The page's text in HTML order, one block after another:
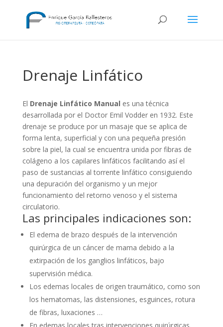
Drenaje Linfático
El Drenaje Linfático Manual es una técnica
desarrollada por el Doctor Emil Vodder en 1932. Este
drenaje se produce por un masaje que se aplica de
forma lenta, superficial y con una pequeña presión
sobre la piel, la cual se encuentra unida por fibras de
colágeno a los capilares linfáticos facilitando así el
paso de sustancias al torrente linfático consiguiendo
una depuración del organismo y un mejor
funcionamiento del retorno venoso y el sistema
circulatorio.
Las principales indicaciones son:
El edema de brazo después de la intervención
quirúrgica de un cáncer de mama debido a la
extirpación de los ganglios linfáticos, bajo
supervisión médica.
Los edemas locales de origen traumático, como son
los hematomas, las distensiones, esguinces, rotura
de fibras, luxaciones …